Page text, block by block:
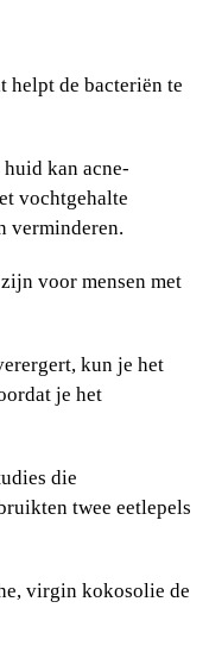
helpt de bacteriën te
kan acne-
vochtgehalte
verminderen.
voor mensen met
kun je het
je het
die
twee eetlepels
virgin kokosolie de